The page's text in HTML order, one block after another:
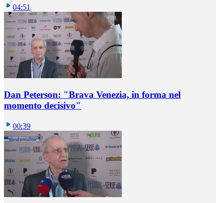
04:51
Dan Peterson: "Brava Venezia, in forma nel
momento decisivo"
00:39